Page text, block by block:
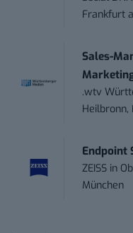
Frankfurt
Sales-
.wtv
Heilbronn,
Endpoint
ZEISS in
München